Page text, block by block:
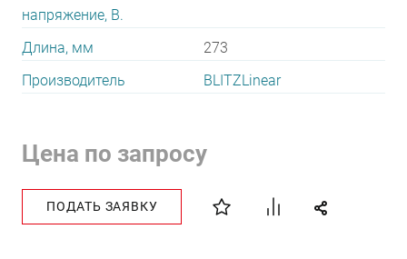
напряжение, В.
Длина, мм
273
Производитель
BLITZLinear
Цена по запросу
ПОДАТЬ ЗАЯВКУ